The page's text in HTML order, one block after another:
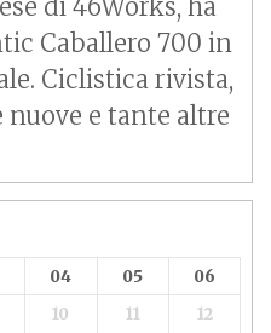
di 46Works, ha
Caballero 700 in
Ciclistica rivista,
e tante altre
04 05
06
10 11 12